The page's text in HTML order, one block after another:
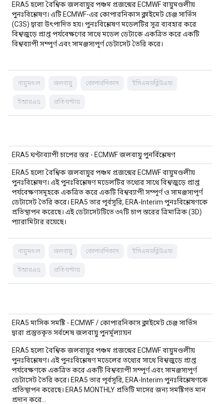
ERA5 হলো বৈশ্বিক জলবায়ুর পঞ্চম প্রজন্মের ECMWF বায়ুমণ্ডলীয়
পুনঃবিশ্লেষণ। এটি ECMWF-এর কোপারনিকাস ক্লাইমেট চেঞ্জ সার্ভিস
(C3S) দ্বারা উৎপাদিত হয়। পুনঃবিশ্লেষণ মডেলটির সূত্র ব্যবহার করে
বিশ্বজুড়ে প্রাপ্ত পর্যবেক্ষণের সাথে মডেল ডেটাকে একত্রিত করে একটি
বিশ্বব্যাপী সম্পূর্ণ এবং সামঞ্জস্যপূর্ণ ডেটাসেট তৈরি করে।
বায়ুমণ্ডল জলবায়ু কোপারনিকাস ইসিএমডব্লিউএফ
ইআরএ৫ প্রতি ঘন্টায়
ERA5 ঘণ্টাব্যাপী চাপের স্তর - ECMWF জলবায়ু পুনর্বিশ্লেষণ
ERA5 হলো বৈশ্বিক জলবায়ুর পঞ্চম প্রজন্মের ECMWF বায়ুমণ্ডলীয়
পুনঃবিশ্লেষণ। এই পুনঃবিশ্লেষণ মডেলটির তথ্যের সাথে বিশ্বজুড়ে প্রাপ্ত
পর্যবেক্ষণসমূহকে একত্রিত করে একটি বিশ্বব্যাপী সম্পূর্ণ ও সামঞ্জস্যপূর্ণ
ডেটাসেট তৈরি করে। ERA5 তার পূর্বসূরি, ERA-Interim পুনঃবিশ্লেষণকে
প্রতিস্থাপন করেছে। এই ডেটাসেটটিতে ৩৭টি চাপ স্তরের ত্রিমাত্রিক (3D)
প্যারামিটার রয়েছে।
বায়ুমণ্ডল জলবায়ু কোপারনিকাস ইসিএমডব্লিউএফ
ইআরএ৫ প্রতি ঘন্টায়
ERA5 মাসিক সমষ্টি - ECMWF / কোপারনিকাস ক্লাইমেট চেঞ্জ সার্ভিস
দ্বারা প্রস্তুতকৃত সর্বশেষ জলবায়ু পুনর্মূল্যায়ন
ERA5 হলো বৈশ্বিক জলবায়ুর পঞ্চম প্রজন্মের ECMWF বায়ুমণ্ডলীয়
পুনঃবিশ্লেষণ। এই পুনঃবিশ্লেষণ মডেলের তথ্যের সাথে বিশ্বজুড়ে প্রাপ্ত
পর্যবেক্ষণকে একত্রিত করে একটি বিশ্বব্যাপী সম্পূর্ণ এবং সামঞ্জস্যপূর্ণ
ডেটাসেট তৈরি করে। ERA5 তার পূর্বসূরি, ERA-Interim পুনঃবিশ্লেষণকে
প্রতিস্থাপন করেছে। ERA5 MONTHLY প্রতিটি মাসের জন্য সমষ্টিগত মান
প্রদান করে…